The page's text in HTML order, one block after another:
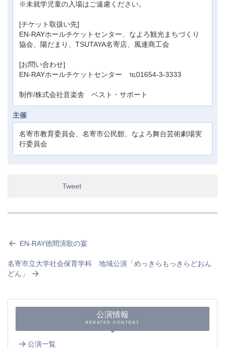
※未就学児童の入場はご遠慮ください。
[チケット取扱い先]
EN-RAYホールチケットセンター、なよろ観光まちづくり
協会、陽だまり、TSUTAYA名寄店、風連商工会
[お問い合わせ]
EN-RAYホールチケットセンター ℡01654-3-3333
制作/株式会社音楽舎 ベスト・サポート
主催
名寄市教育委員会、名寄市公民館、なよろ舞台芸術劇場実
行委員会
Tweet
EN-RAY徳間演歌の宴
名寄市立大学社会保育学科 地域公演「めっきらもっきらどおん
どん」
公演情報
RERATED CONTENT
公演一覧